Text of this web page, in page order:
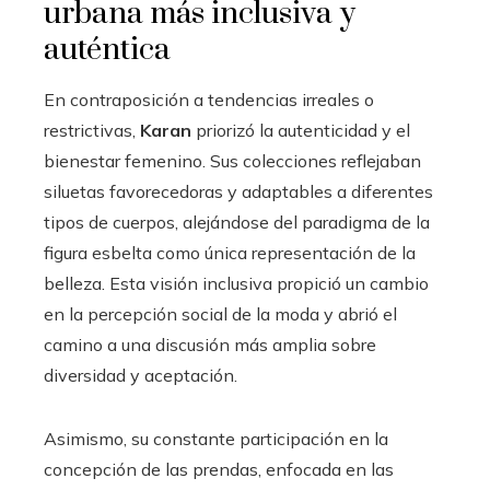
urbana más inclusiva y
auténtica
En contraposición a tendencias irreales o
restrictivas, Karan priorizó la autenticidad y el
bienestar femenino. Sus colecciones reflejaban
siluetas favorecedoras y adaptables a diferentes
tipos de cuerpos, alejándose del paradigma de la
figura esbelta como única representación de la
belleza. Esta visión inclusiva propició un cambio
en la percepción social de la moda y abrió el
camino a una discusión más amplia sobre
diversidad y aceptación.
Asimismo, su constante participación en la
concepción de las prendas, enfocada en las